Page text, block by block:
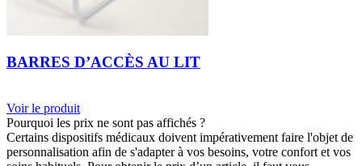
BARRES D’ACCÈS AU LIT
Voir le produit
Pourquoi les prix ne sont pas affichés ?
Certains dispositifs médicaux doivent impérativement faire l'objet de
personnalisation afin de s'adapter à vos besoins, votre confort et vos